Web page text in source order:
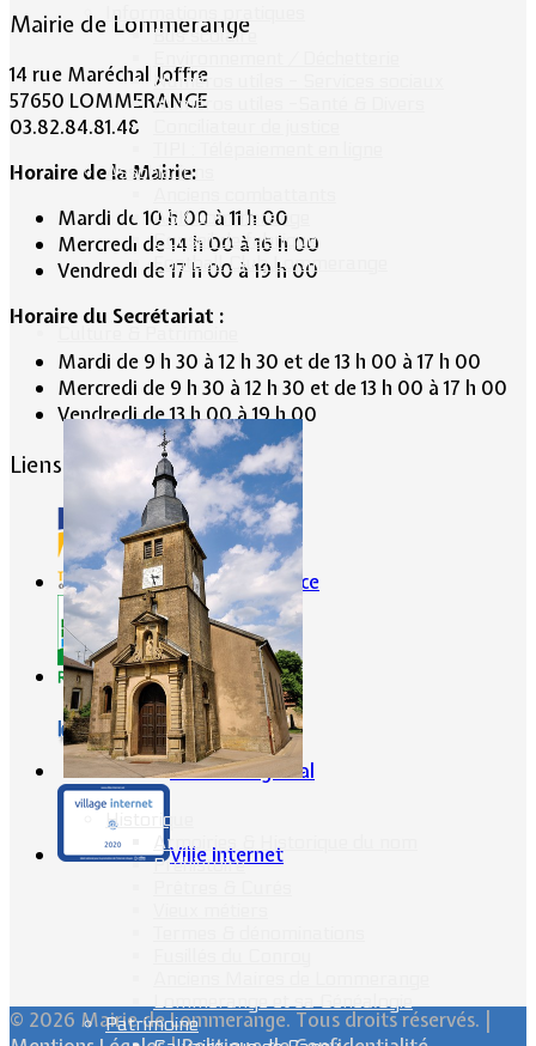
Informations pratiques
Bus scolaire
Numéros utiles - Services sociaux
Numéros utiles -Santé & Divers
Associations
ASK Lommerange
Conseil de fabrique
Football Club Lommerange
Historique
Armoiries & Historique du nom
Préhistoire
Lommerange et sa Généalogie
Patrimoine
Mairie de Lommerange
14 rue Maréchal Joffre
57650 LOMMERANGE
03.82.84.81.48
Horaire de la Mairie:
Mardi de 10 h 00 à 11 h 00
Mercredi de 14 h 00 à 16 h 00
Vendredi de 17 h 00 à 19 h 00
Horaire du Secrétariat :
Mardi de 9 h 30 à 12 h 30 et de 13 h 00 à 17 h 00
Mercredi de 9 h 30 à 12 h 30 et de 13 h 00 à 17 h 00
Vendredi de 13 h 00 à 19 h 00
Liens conseillés
Portes de France
CG57
Conseil Régional
Ville Internet
© 2026 Mairie de Lommerange. Tous droits réservés. |